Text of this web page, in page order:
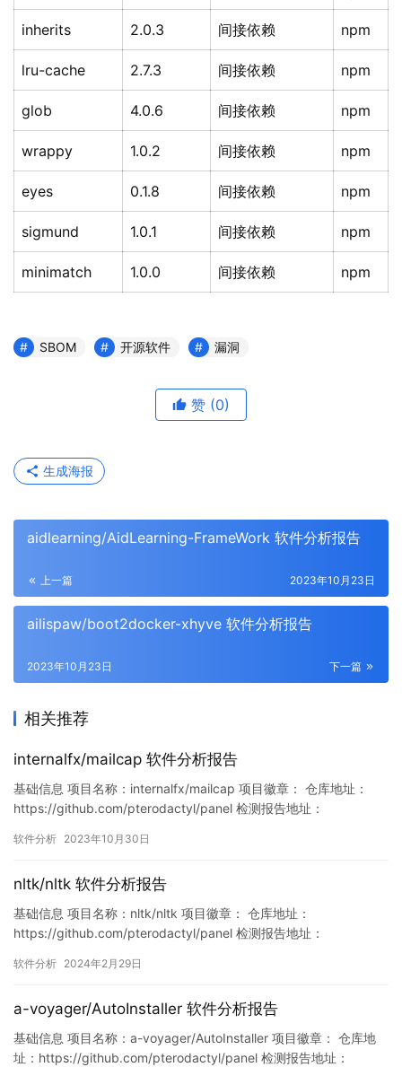
inherits 2.0.3 间接依赖 npm
lru-cache 2.7.3 间接依赖 npm
glob 4.0.6 间接依赖 npm
wrappy 1.0.2 间接依赖 npm
eyes 0.1.8 间接依赖 npm
sigmund 1.0.1 间接依赖 npm
minimatch 1.0.0 间接依赖 npm
SBOM 开源软件 漏洞
赞 (0)
生成海报
aidlearning/AidLearning-FrameWork 软件分析报告
上一篇 2023年10月23日
ailispaw/boot2docker-xhyve 软件分析报告
下一篇
2023年10月23日
相关推荐
internalfx/mailcap 软件分析报告
基础信息 项目名称：internalfx/mailcap 项目徽章： 仓库地址：
https://github.com/pterodactyl/panel 检测报告地址：
47104/1718850440145797120 此报告由Murphysec提供…
软件分析 2023年10月30日
nltk/nltk 软件分析报告
基础信息 项目名称：nltk/nltk 项目徽章： 仓库地址：
https://github.com/pterodactyl/panel 检测报告地址：
48384/1763145489779924992 此报告由Murphysec提供 漏洞
软件分析 2024年2月29日
a-voyager/AutoInstaller 软件分析报告
基础信息 项目名称：a-voyager/AutoInstaller 项目徽章： 仓库地
址：https://github.com/pterodactyl/panel 检测报告地址：